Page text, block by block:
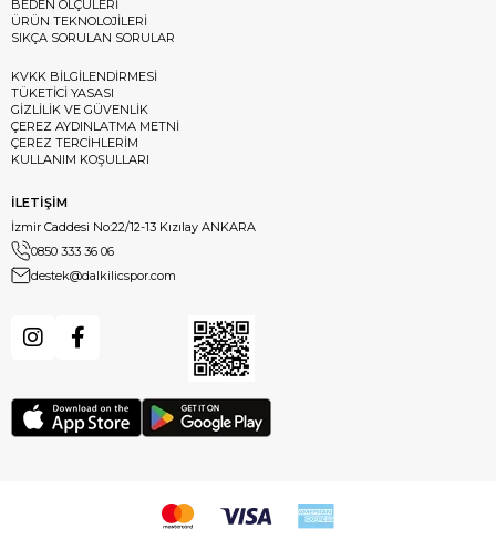
BEDEN ÖLÇÜLERİ
ÜRÜN TEKNOLOJİLERİ
SIKÇA SORULAN SORULAR
KVKK BİLGİLENDİRMESİ
TÜKETİCİ YASASI
GİZLİLİK VE GÜVENLİK
ÇEREZ AYDINLATMA METNİ
ÇEREZ TERCİHLERİM
KULLANIM KOŞULLARI
İLETİŞİM
İzmir Caddesi No:22/12-13 Kızılay ANKARA
0850 333 36 06
destek@dalkilicspor.com